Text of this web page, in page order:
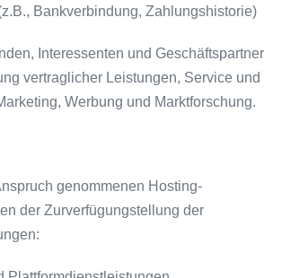
Bankverbindung, Zahlungshistorie)
Interessenten und Geschäftspartner
vertraglicher Leistungen, Service und
Werbung und Marktforschung.
genommenen Hosting-
der Zurverfügungstellung der